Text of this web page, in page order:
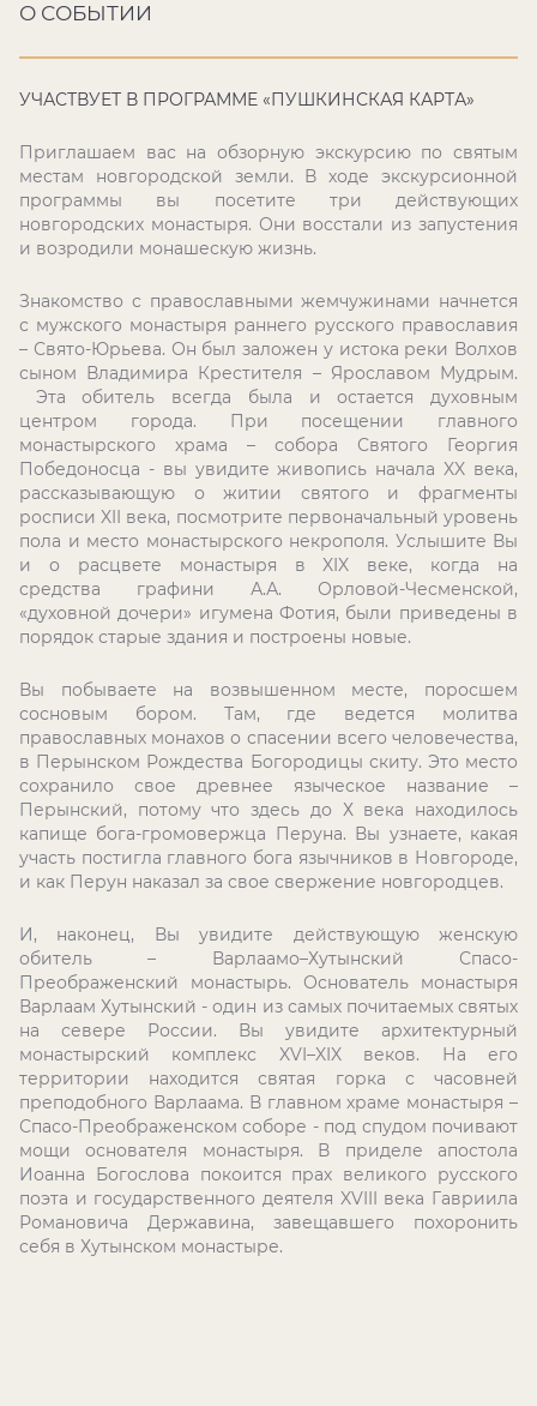
О СОБЫТИИ
УЧАСТВУЕТ В ПРОГРАММЕ «ПУШКИНСКАЯ КАРТА»
Приглашаем вас на обзорную экскурсию по святым
местам новгородской земли. В ходе экскурсионной
программы вы посетите три действующих
новгородских монастыря. Они восстали из запустения
и возродили монашескую жизнь.
Знакомство с православными жемчужинами начнется
с мужского монастыря раннего русского православия
– Свято-Юрьева. Он был заложен у истока реки Волхов
сыном Владимира Крестителя – Ярославом Мудрым.
Эта обитель всегда была и остается духовным
центром города. При посещении главного
монастырского храма – собора Святого Георгия
Победоносца - вы увидите живопись начала XX века,
рассказывающую о житии святого и фрагменты
росписи XII века, посмотрите первоначальный уровень
пола и место монастырского некрополя. Услышите Вы
и о расцвете монастыря в XIX веке, когда на
средства графини А.А. Орловой-Чесменской,
«духовной дочери» игумена Фотия, были приведены в
порядок старые здания и построены новые.
Вы побываете на возвышенном месте, поросшем
сосновым бором. Там, где ведется молитва
православных монахов о спасении всего человечества,
в Перынском Рождества Богородицы скиту. Это место
сохранило свое древнее языческое название –
Перынский, потому что здесь до Х века находилось
капище бога-громовержца Перуна. Вы узнаете, какая
участь постигла главного бога язычников в Новгороде,
и как Перун наказал за свое свержение новгородцев.
И, наконец, Вы увидите действующую женскую
обитель – Варлаамо–Хутынский Спасо-
Преображенский монастырь. Основатель монастыря
Варлаам Хутынский - один из самых почитаемых святых
на севере России. Вы увидите архитектурный
монастырский комплекс XVI–XIX веков. На его
территории находится святая горка с часовней
преподобного Варлаама. В главном храме монастыря –
Спасо-Преображенском соборе - под спудом почивают
мощи основателя монастыря. В приделе апостола
Иоанна Богослова покоится прах великого русского
поэта и государственного деятеля XVIII века Гавриила
Романовича Державина, завещавшего похоронить
себя в Хутынском монастыре.